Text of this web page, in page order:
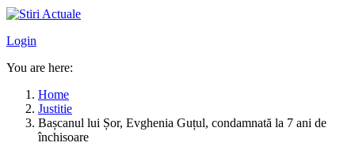
Login
You are here:
Home
Justitie
Bașcanul lui Șor, Evghenia Guțul, condamnată la 7 ani de
închisoare